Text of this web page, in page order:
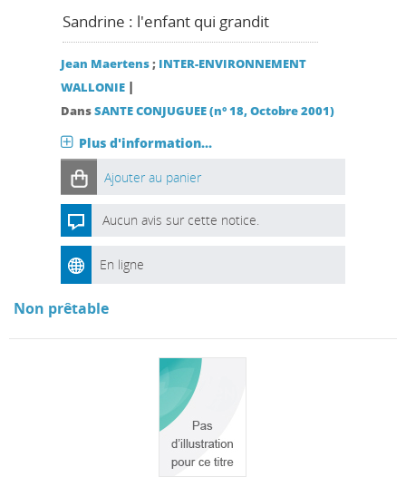
Sandrine : l'enfant qui grandit
Jean Maertens; INTER-ENVIRONNEMENT
WALLONIE |
DansSANTE CONJUGUEE (n° 18, Octobre 2001)
Plus d'information...
Ajouter au panier
Aucun avis sur cette notice.
En ligne
Non prêtable